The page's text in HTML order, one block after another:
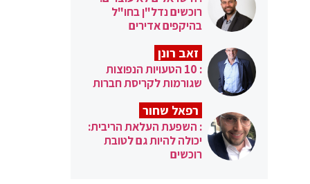
רוכשים נדל"ן בחו"ל
בהיקפים אדירים
זאב רונן
: 10 הטעויות הנפוצות
שגורמות לקריסת חברות
רפאל שחור
: השפעת העלאת הריבית:
יכולה להיות גם לטובת
רוכשים